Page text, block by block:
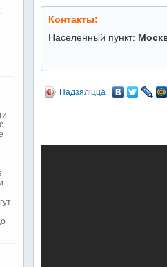
Контакты:
Населенный пункт:
Падзяліцца